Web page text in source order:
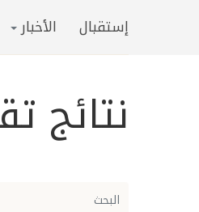
إستقبال الأخبار
نتائج